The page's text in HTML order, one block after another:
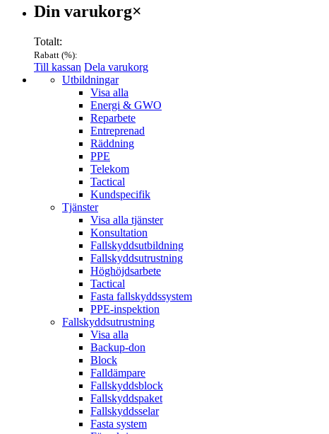
Varukorg
Din varukorg×
Totalt:
Rabatt (%):
Till kassan Dela varukorg
Menu Utbildningar
Visa alla
Energi & GWO
Reparbete
Entreprenad
Räddning
PPE
Telekom
Tactical
Kundspecifik
Tjänster
Visa alla tjänster
Konsultation
Fallskyddsutbildning
Fallskyddsutrustning
Höghöjdsarbete
Tactical
Fasta fallskyddssystem
PPE-inspektion
Fallskyddsutrustning
Visa alla
Backup-don
Block
Falldämpare
Fallskyddsblock
Fallskyddspaket
Fallskyddsselar
Fasta system